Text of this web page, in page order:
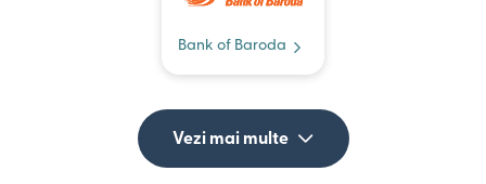
Bank of Baroda
Vezi mai multe